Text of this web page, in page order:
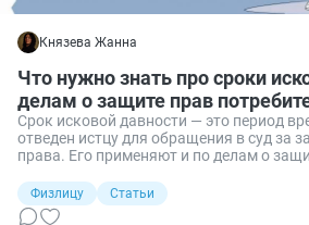
Князева Жанна
Что нужно знать про сроки
делам о защите прав
Срок исковой давности — это период
отведен истцу для обращения в суд за
права. Его применяют и по делам о
спутать со временем на предъявление
товара.
Физлицу
Статьи